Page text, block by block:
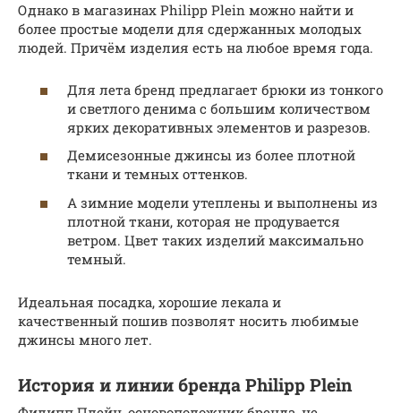
Однако в магазинах Philipp Plein можно найти и
более простые модели для сдержанных молодых
людей. Причём изделия есть на любое время года.
Для лета бренд предлагает брюки из тонкого
и светлого денима с большим количеством
ярких декоративных элементов и разрезов.
Демисезонные джинсы из более плотной
ткани и темных оттенков.
А зимние модели утеплены и выполнены из
плотной ткани, которая не продувается
ветром. Цвет таких изделий максимально
темный.
Идеальная посадка, хорошие лекала и
качественный пошив позволят носить любимые
джинсы много лет.
История и линии бренда Philipp Plein